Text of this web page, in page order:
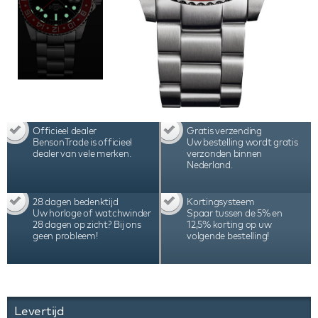
Officieel dealer
BensonTrade is officieel
dealer van vele merken.
Gratis verzending
Uw bestelling wordt gratis
verzonden binnen
Nederland.
28 dagen bedenktijd
Uw horloge of watchwinder
28 dagen op zicht? Bij ons
geen probleem!
Kortingsysteem
Spaar tussen de 5% en
12,5% korting op uw
volgende bestelling!
Levertijd